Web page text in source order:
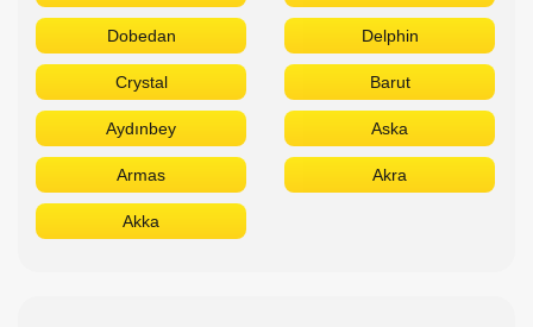
Dobedan Delphin
Crystal Barut
Aydınbey Aska
Armas Akra
Akka